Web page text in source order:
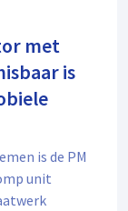
met
is
is de PM
unit